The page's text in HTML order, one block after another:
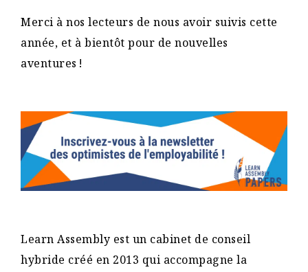
Merci à nos lecteurs de nous avoir suivis cette
année, et à bientôt pour de nouvelles
aventures !
Learn Assembly est un cabinet de conseil
hybride créé en 2013 qui accompagne la